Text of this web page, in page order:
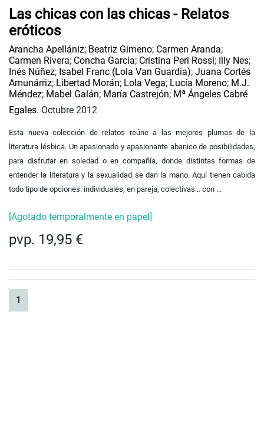
Las chicas con las chicas - Relatos
eróticos
Arancha Apellániz; Beatriz Gimeno; Carmen Aranda;
Carmen Rivera; Concha García; Cristina Peri Rossi; Illy Nes;
Inés Núñez; Isabel Franc (Lola Van Guardia); Juana Cortés
Amunárriz; Libertad Morán; Lola Vega; Lucía Moreno; M.J.
Méndez; Mabel Galán; María Castrejón; Mª Ángeles Cabré
Egales. Octubre 2012
Esta nueva colección de relatos reúne a las mejores plumas de la
literatura lésbica. Un apasionado y apasionante abanico de posibilidades,
para disfrutar en soledad o en compañía, donde distintas formas de
entender la literatura y la sexualidad se dan la mano. Aquí tienen cabida
todo tipo de opciones: individuales, en pareja, colectivas… con ...
[Agotado temporalmente en papel]
pvp. 19,95 €
1